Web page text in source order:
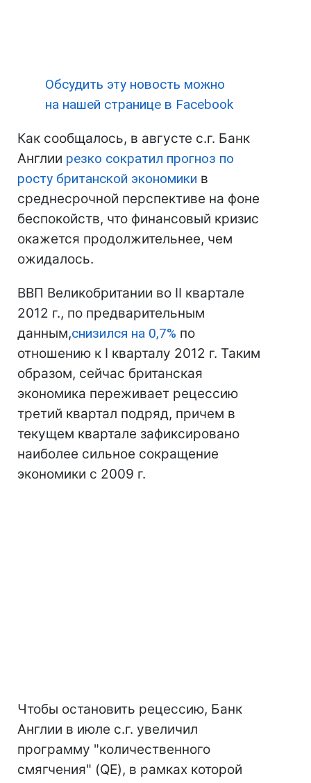
Обсудить эту новость можно
на нашей странице в Facebook
Как сообщалось, в августе с.г. Банк
Англии резко сократил прогноз по
росту британской экономики в
среднесрочной перспективе на фоне
беспокойств, что финансовый кризис
окажется продолжительнее, чем
ожидалось.
ВВП Великобритании во II квартале
2012 г., по предварительным
данным,снизился на 0,7% по
отношению к I кварталу 2012 г. Таким
образом, сейчас британская
экономика переживает рецессию
третий квартал подряд, причем в
текущем квартале зафиксировано
наиболее сильное сокращение
экономики с 2009 г.
Чтобы остановить рецессию, Банк
Англии в июле с.г. увеличил
программу "количественного
смягчения" (QE), в рамках которой